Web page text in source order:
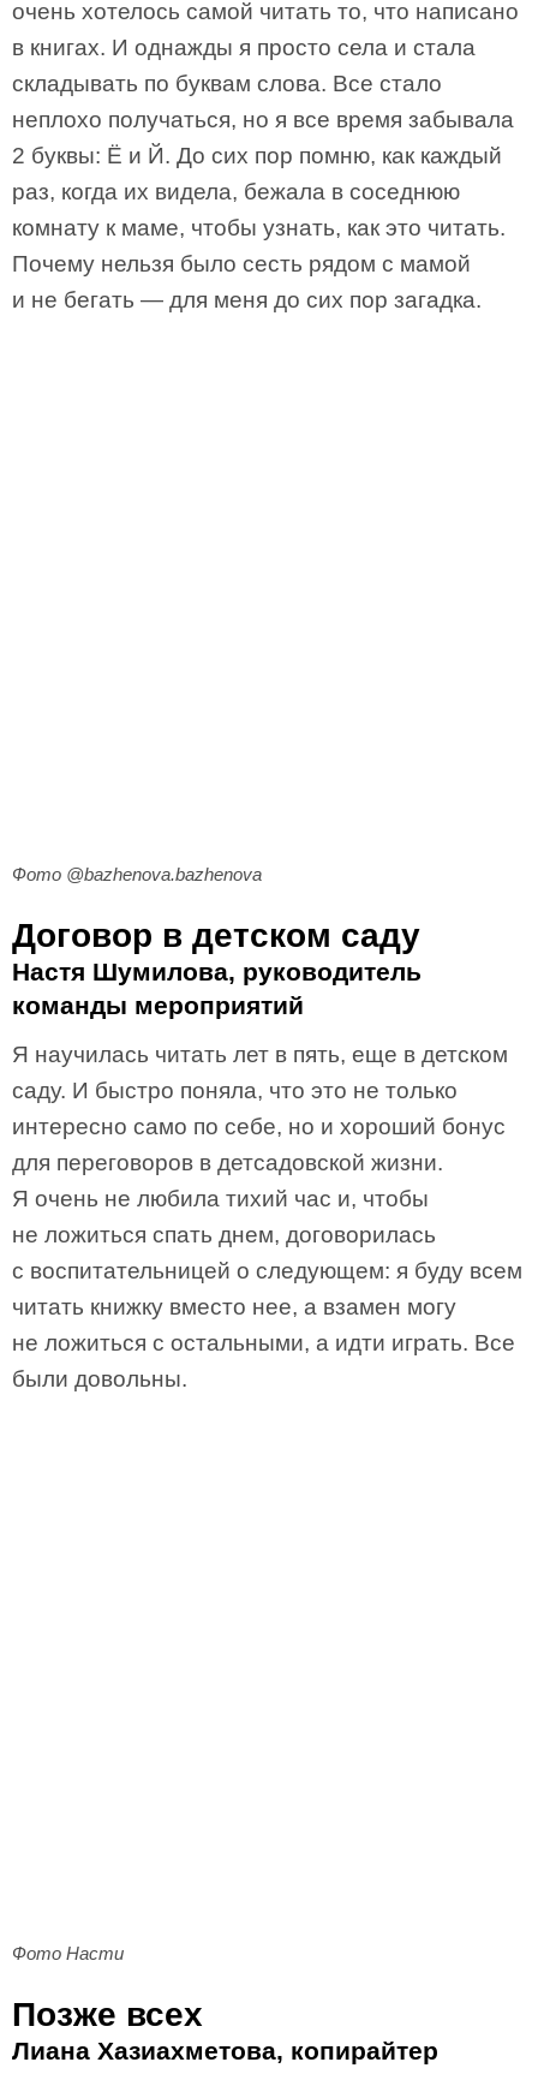
очень хотелось самой читать то, что написано
в книгах. И однажды я просто села и стала
складывать по буквам слова. Все стало
неплохо получаться, но я все время забывала
2 буквы: Ё и Й. До сих пор помню, как каждый
раз, когда их видела, бежала в соседнюю
комнату к маме, чтобы узнать, как это читать.
Почему нельзя было сесть рядом с мамой
и не бегать — для меня до сих пор загадка.
Фото @bazhenova.bazhenova
Договор в детском саду
Настя Шумилова, руководитель
команды мероприятий
Я научилась читать лет в пять, еще в детском
саду. И быстро поняла, что это не только
интересно само по себе, но и хороший бонус
для переговоров в детсадовской жизни.
Я очень не любила тихий час и, чтобы
не ложиться спать днем, договорилась
с воспитательницей о следующем: я буду всем
читать книжку вместо нее, а взамен могу
не ложиться с остальными, а идти играть. Все
были довольны.
Фото Насти
Позже всех
Лиана Хазиахметова, копирайтер